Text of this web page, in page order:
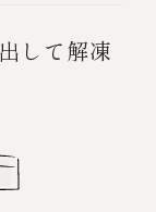
して解凍